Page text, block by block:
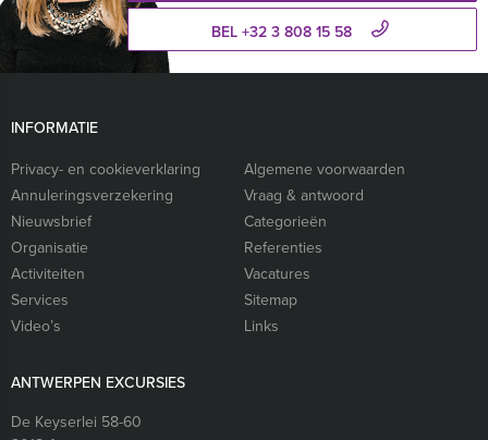
BEL +32 3 808 15 58
INFORMATIE
Privacy- en cookieverklaring
Algemene voorwaarden
Annuleringsverzekering
Vraag & antwoord
Nieuwsbrief
Categorieën
Organisatie
Referenties
Activiteiten
Vacatures
Services
Sitemap
Video’s
Links
ANTWERPEN EXCURSIES
De Keyserlei 58-60